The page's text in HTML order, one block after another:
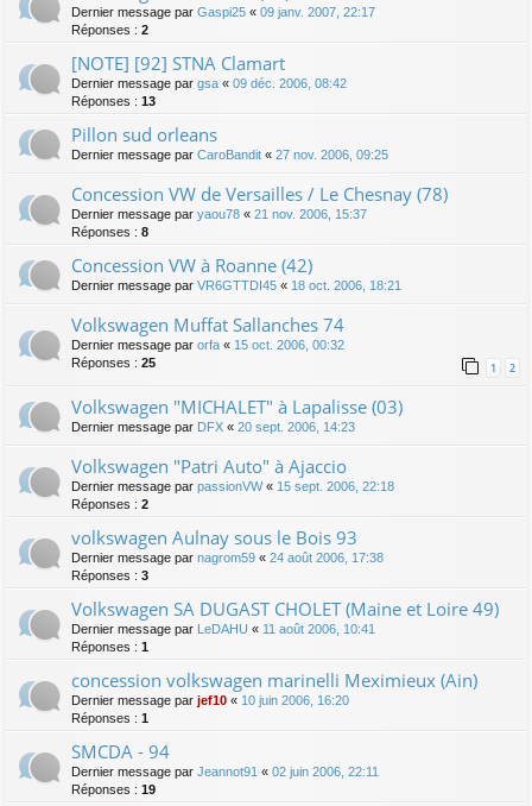
Dernier message par Gaspi25 « 09 janv. 2007, 22:17
Réponses : 2
[NOTE] [92] STNA Clamart
Dernier message par gsa « 09 déc. 2006, 08:42
Réponses : 13
Pillon sud orleans
Dernier message par CaroBandit « 27 nov. 2006, 09:25
Concession VW de Versailles / Le Chesnay (78)
Dernier message par yaou78 « 21 nov. 2006, 15:37
Réponses : 8
Concession VW à Roanne (42)
Dernier message par VR6GTTDI45 « 18 oct. 2006, 18:21
Volkswagen Muffat Sallanches 74
Dernier message par orfa « 15 oct. 2006, 00:32
Réponses : 25 1 2
Volkswagen "MICHALET" à Lapalisse (03)
Dernier message par DFX « 20 sept. 2006, 14:23
Volkswagen "Patri Auto" à Ajaccio
Dernier message par passionVW« 15 sept. 2006, 22:18
Réponses : 2
volkswagen Aulnay sous le Bois 93
Dernier message par nagrom59 « 24 août 2006, 17:38
Réponses : 3
Volkswagen SA DUGAST CHOLET (Maine et Loire 49)
Dernier message par LeDAHU « 11 août 2006, 10:41
Réponses : 1
concession volkswagen marinelli Meximieux (Ain)
Dernier message par jef10 « 10 juin 2006, 16:20
Réponses : 1
SMCDA - 94
Dernier message par Jeannot91 « 02 juin 2006, 22:11
Réponses : 19